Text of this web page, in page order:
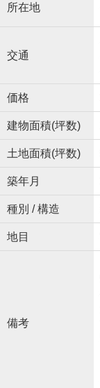
所在地
交通
価格
建物面積(坪数)
土地面積(坪数)
築年月
種別 / 構造
地目
備考